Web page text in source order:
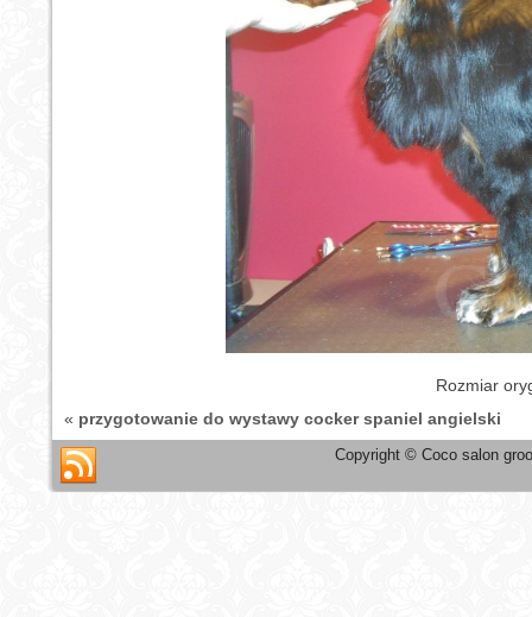
Rozmiar
« przygotowanie do wystawy cocker spaniel angielski
Copyright © Coco salon